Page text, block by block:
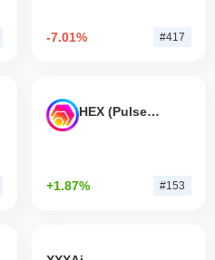
-7.01% #417
HEX (Pulsechain)
+1.87% #153